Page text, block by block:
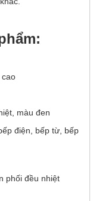
màu đen
điện, bếp từ, bếp
phối đều nhiệt